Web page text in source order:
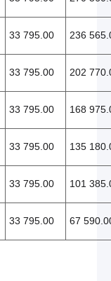
33 795.00 236
33 795.00 202
33 795.00 168
33 795.00 135
33 795.00 101
33 795.00 67